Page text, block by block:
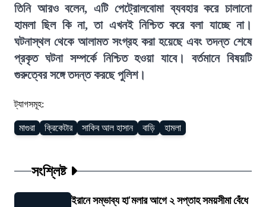
তিনি আরও বলেন, এটি পেট্রোলবোমা ব্যবহার করে চালানো
হামলা ছিল কি না, তা এখনই নিশ্চিত করে বলা যাচ্ছে না।
ঘটনাস্থল থেকে আলামত সংগ্রহ করা হয়েছে এবং তদন্ত শেষে
প্রকৃত ঘটনা সম্পর্কে নিশ্চিত হওয়া যাবে। বর্তমানে বিষয়টি
গুরুত্বের সঙ্গে তদন্ত করছে পুলিশ।
ট্যাগসমূহ:
মাগুরা ক্রিকেটার সাকিব আল হাসান বাড়ি হামলা
সংশ্লিষ্ট
ইরানে সম্ভাব্য হা'মলার আগে ২ সপ্তাহ সময়সীমা বেঁধে